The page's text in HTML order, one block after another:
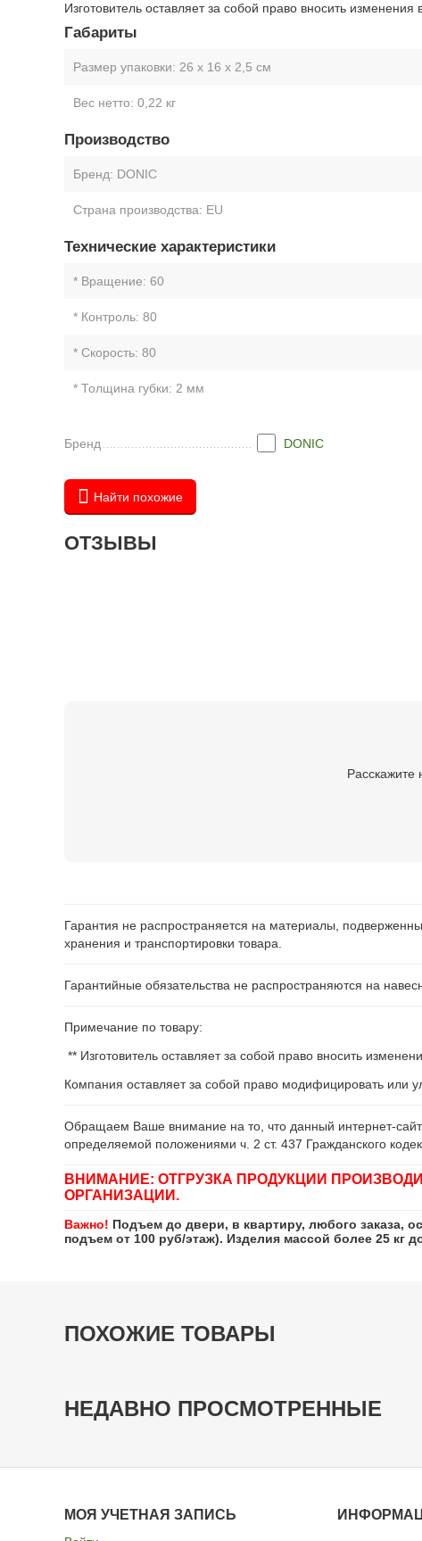
Изготовитель оставляет за собой право вносить
Габариты
Размер упаковки: 26 х 16 х 2,5 см
Вес нетто: 0,22 кг
Производство
Бренд: DONIC
Страна производства: EU
Технические характеристики
* Вращение: 60
* Контроль: 80
* Скорость: 80
* Толщина губки: 2 мм
Бренд DONIC
Найти похожие
ОТЗЫВЫ
Расскажите
Гарантия не распространяется на материалы,
хранения и транспортировки товара.
Гарантийные обязательства не распространяются на
Примечание по товару:
** Изготовитель оставляет за собой право вносить
Компания оставляет за собой право модифицировать или
Обращаем Ваше внимание на то, что данный интернет-
определяемой положениями ч. 2 ст. 437 Гражданского
ВНИМАНИЕ: ОТГРУЗКА ПРОДУКЦИИ
ОРГАНИЗАЦИИ.
Важно! Подъем до двери, в квартиру, любого заказа,
подъем от 100 руб/этаж). Изделия массой более 25 кг
ПОХОЖИЕ ТОВАРЫ
НЕДАВНО ПРОСМОТРЕННЫЕ
МОЯ УЧЕТНАЯ ЗАПИСЬ